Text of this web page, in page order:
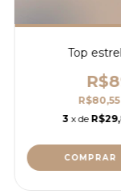
Top
3 x de
COMPRAR